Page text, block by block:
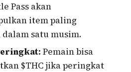
Pass akan
item paling
satu musim.
Pemain bisa
$THC jika peringkat